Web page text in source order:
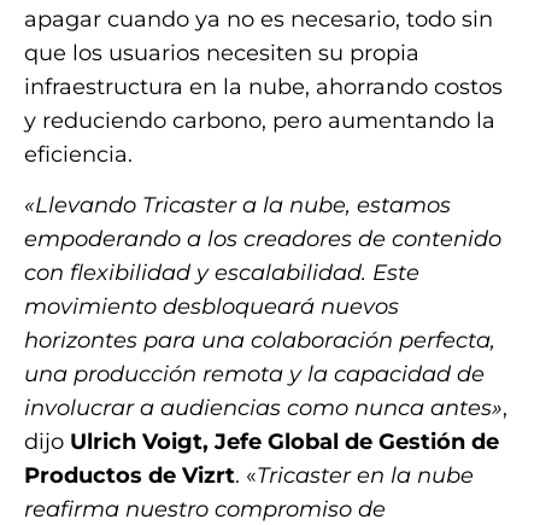
apagar cuando ya no es necesario, todo sin
que los usuarios necesiten su propia
infraestructura en la nube, ahorrando costos
y reduciendo carbono, pero aumentando la
eficiencia.
«Llevando Tricaster a la nube, estamos
empoderando a los creadores de contenido
con flexibilidad y escalabilidad. Este
movimiento desbloqueará nuevos
horizontes para una colaboración perfecta,
una producción remota y la capacidad de
involucrar a audiencias como nunca antes»,
dijo Ulrich Voigt, Jefe Global de Gestión de
Productos de Vizrt. «Tricaster en la nube
reafirma nuestro compromiso de